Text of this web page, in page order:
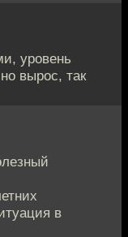
уровень
вырос, так
в